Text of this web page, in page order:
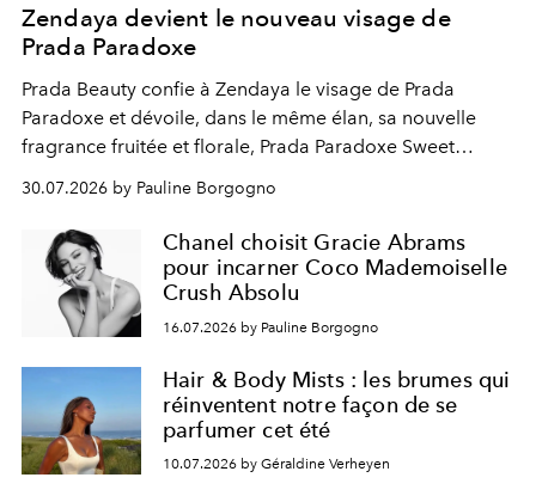
Zendaya devient le nouveau visage de
Prada Paradoxe
Prada Beauty confie à Zendaya le visage de Prada
Paradoxe et dévoile, dans le même élan, sa nouvelle
fragrance fruitée et florale, Prada Paradoxe Sweet
Chemistry Eau de Parfum.
30.07.2026 by Pauline Borgogno
Chanel choisit Gracie Abrams
pour incarner Coco Mademoiselle
Crush Absolu
16.07.2026 by Pauline Borgogno
Hair & Body Mists : les brumes qui
réinventent notre façon de se
parfumer cet été
10.07.2026 by Géraldine Verheyen